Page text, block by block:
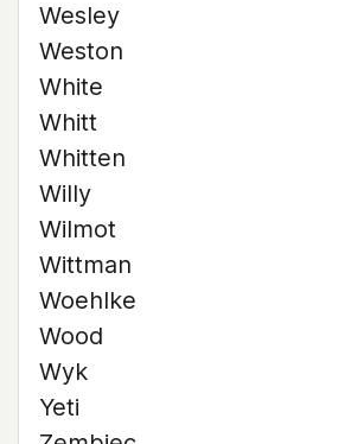
Wesley
Weston
White
Whitt
Whitten
Willy
Wilmot
Wittman
Woehlke
Wood
Wyk
Yeti